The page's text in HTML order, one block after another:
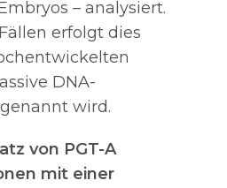
– analysiert.
erfolgt dies
DNA-
wird.
von PGT-A
mit einer